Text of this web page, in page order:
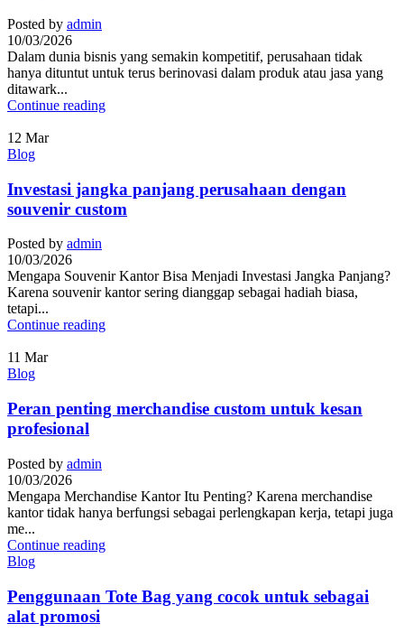
Posted by admin
10/03/2026
Dalam dunia bisnis yang semakin kompetitif, perusahaan tidak
hanya dituntut untuk terus berinovasi dalam produk atau jasa yang
ditawark...
Continue reading
12 Mar
Blog
Investasi jangka panjang perusahaan dengan
souvenir custom
Posted by admin
10/03/2026
Mengapa Souvenir Kantor Bisa Menjadi Investasi Jangka Panjang?
Karena souvenir kantor sering dianggap sebagai hadiah biasa,
tetapi...
Continue reading
11 Mar
Blog
Peran penting merchandise custom untuk kesan
profesional
Posted by admin
10/03/2026
Mengapa Merchandise Kantor Itu Penting? Karena merchandise
kantor tidak hanya berfungsi sebagai perlengkapan kerja, tetapi juga
me...
Continue reading
Blog
Penggunaan Tote Bag yang cocok untuk sebagai
alat promosi